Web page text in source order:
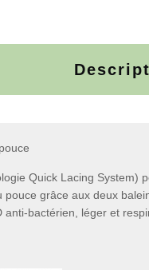
Quick Lacing System)
grâce aux deux
bactérien, léger et